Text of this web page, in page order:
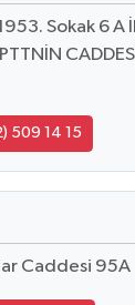
Sokak 6 A
509 14 15
Caddesi 95A